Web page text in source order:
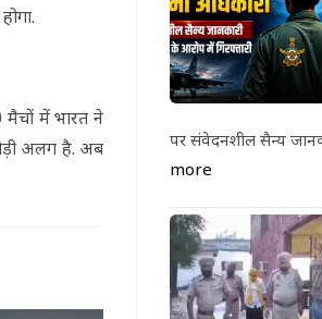
में भारत ने
अलग है. अब
पर संवेदनशील सैन्य
more